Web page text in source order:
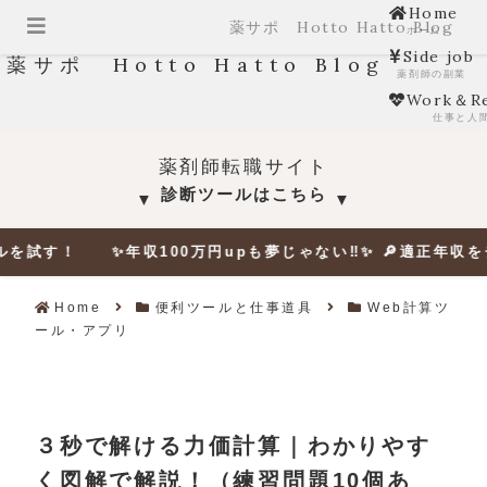
薬サポ Hotto Hatto Blog
Home
ホーム
Side job
薬剤師の副業
Work＆
仕事と人
薬剤師転職サイト
▼ 診断ツールはこちら ▼
100万円upも夢じゃない‼✨ 🔎適正年収をチェックする
Home 便利ツールと仕事道具
Web計算ツ
ール・アプリ
３秒で解ける力価計算｜わかりやす
く図解で解説！（練習問題10個あ
薬サポ Hotto Hatto Blog